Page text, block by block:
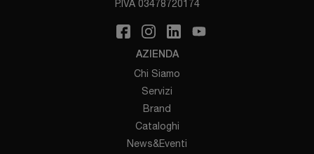
P.IVA 03478720174
AZIENDA
Chi Siamo
Servizi
Brand
Cataloghi
News&Eventi